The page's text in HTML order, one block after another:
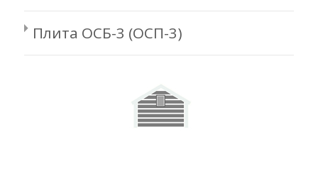
Плита ОСБ-3 (ОСП-3)